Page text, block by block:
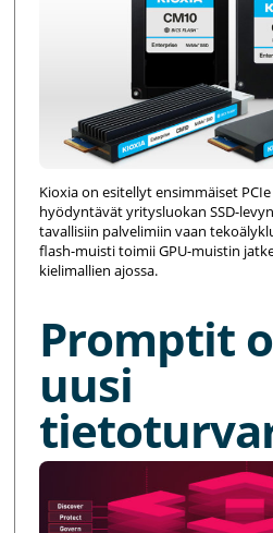
Kioxia on esitellyt ensimmäiset
hyödyntävät yritysluokan SSD-
tavallisiin palvelimiin vaan
flash-muisti toimii GPU-muistin
kielimallien ajossa.
Promptit
uusi